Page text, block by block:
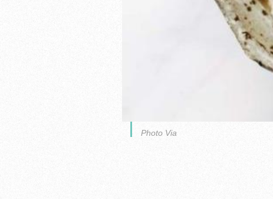
Photo Via